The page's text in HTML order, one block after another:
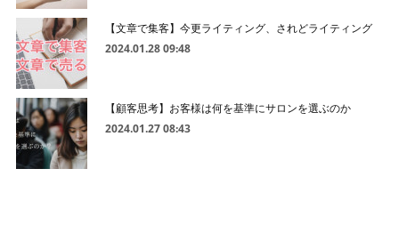
【文章で集客】今更ライティング、されどライティング
2024.01.28 09:48
【顧客思考】お客様は何を基準にサロンを選ぶのか
2024.01.27 08:43